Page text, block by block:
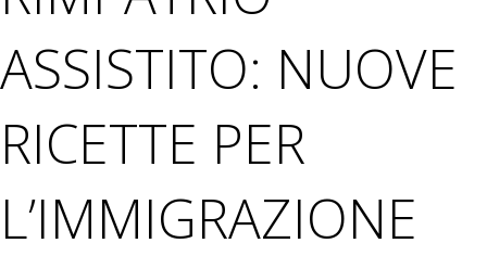
ASSISTITO: NUOVE
RICETTE PER
L’IMMIGRAZIONE